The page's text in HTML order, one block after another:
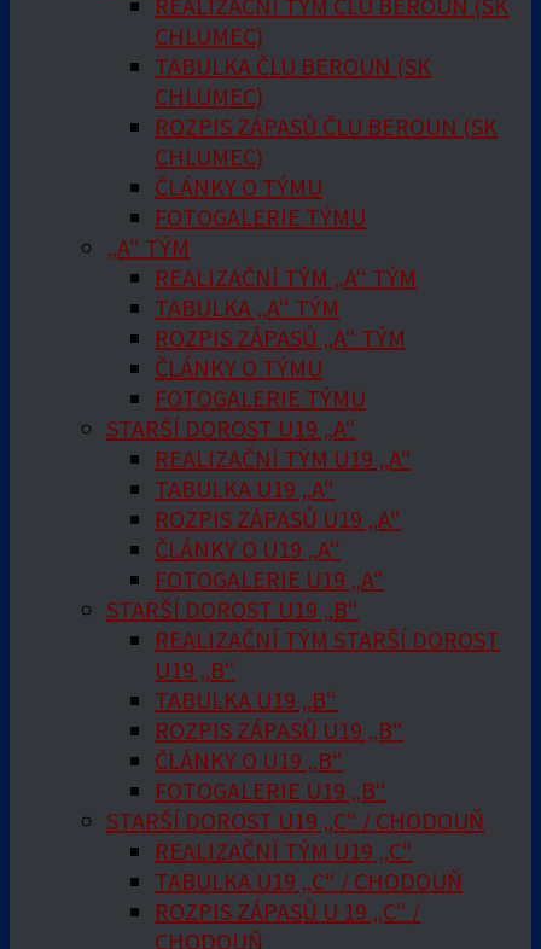
CHLUMEC)
TABULKA ČLU BEROUN (SK
CHLUMEC)
ROZPIS ZÁPASŮ ČLU BEROUN (SK
CHLUMEC)
ČLÁNKY O TÝMU
FOTOGALERIE TÝMU
„A“ TÝM
REALIZAČNÍ TÝM „A“ TÝM
TABULKA „A“ TÝM
ROZPIS ZÁPASŮ „A“ TÝM
ČLÁNKY O TÝMU
FOTOGALERIE TÝMU
STARŠÍ DOROST U19 „A“
REALIZAČNÍ TÝM U19 „A“
TABULKA U19 „A“
ROZPIS ZÁPASŮ U19 „A“
ČLÁNKY O U19 „A“
FOTOGALERIE U19 „A“
STARŠÍ DOROST U19 „B“
REALIZAČNÍ TÝM STARŠÍ DOROST
U19 „B“
TABULKA U19 „B“
ROZPIS ZÁPASŮ U19 „B“
ČLÁNKY O U19 „B“
FOTOGALERIE U19 „B“
STARŠÍ DOROST U19 „C“ / CHODOUŇ
REALIZAČNÍ TÝM U19 „C“
TABULKA U19 „C“ / CHODOUŇ
ROZPIS ZÁPASŮ U 19 „C“ /
CHODOUŇ